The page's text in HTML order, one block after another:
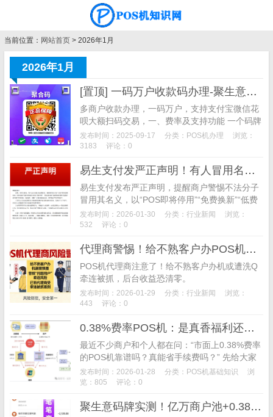
当前位置： 网站首页 > 2026年1月
2026年1月
[置顶] 一码万户收款码办理-聚生意收款码办理
多商户收款办理，一码万户，支持支付宝微信花
呗大额扫码交易，一、费率及支持功能 一个码牌
搞定千万商户，全国商户任你选，费率如下图所
示： 支付宝和微信大额支付费率0.6%， 单笔最
现，单次加提现费2块
发布时间：2025-09-17 分类： POS机办理
浏览：
3183
评论：0
易生支付发严正声明！有人冒用名义骗商户换机，谨防上当
易生支付发布严正声明，提醒商户警惕不法分子
冒用其名义，以“POS即将停用”“免费换新”“低费
率”为由实施诈骗。据悉，易生支付曾因终端管理
违规被罚555万，此类诈骗多家支付机构均遭遇
发布时间：2026-01-30 分类： 行业新闻
浏览：
532
评论：0
代理商警惕！给不熟客户办POS机和收款码或遭牵连，这些坑千万别踩
POS机代理商注意了！给不熟客户办机或遭洗Q
牵连被抓，后台收益恐清零。
发布时间：2026-01-29 分类： 行业新闻
浏览：
443
评论：0
0.38%费率POS机：是真香福利还是隐形陷阱？
最近不少商户和个人都在问：“市面上0.38%费率
的POS机靠谱吗？真能省手续费吗？” 先给大家
吃颗定心丸——0.38%费率是真实存在的，但绝
对不是所有交易都能享受，它有严格的适用范
发布时间：2026-01-28 分类： POS机基础知识
浏
览：805
评论：0
聚生意码牌实测！亿万商户池+0.38%费率，个人收款神器